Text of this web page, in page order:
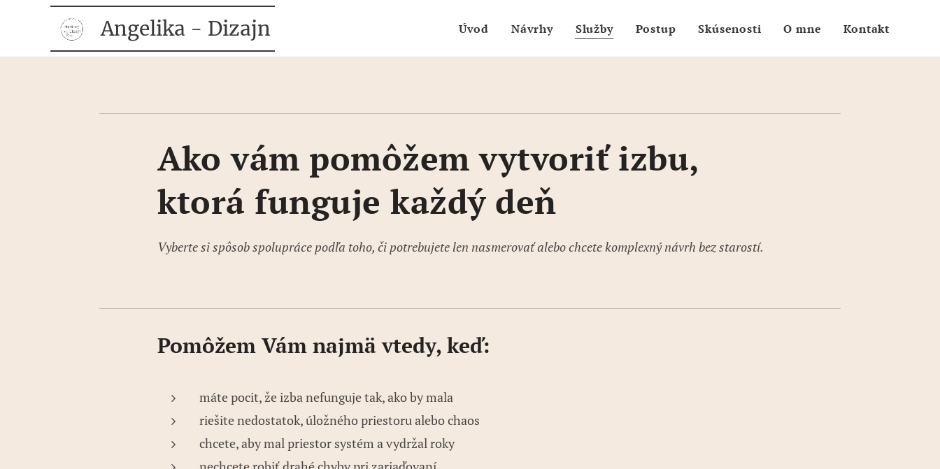
Angelika - Dizajn Úvod Návrhy Služby Postup Skúsenosti O mne Kontakt
Ako vám pomôžem vytvoriť izbu,
ktorá funguje každý deň
Vyberte si spôsob spolupráce podľa toho, či potrebujete len nasmerovať alebo chcete komplexný návrh bez starostí.
Pomôžem Vám najmä vtedy, keď:
máte pocit, že izba nefunguje tak, ako by mala
riešite nedostatok, úložného priestoru alebo chaos
chcete, aby mal priestor systém a vydržal roky